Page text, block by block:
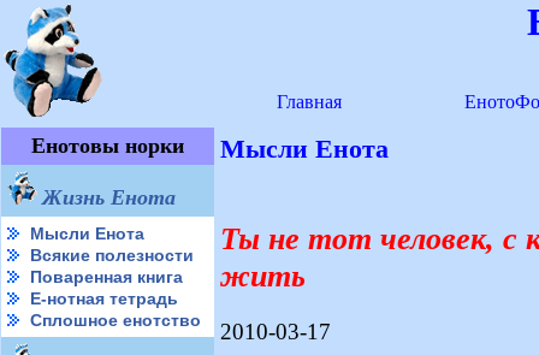
Главная
Енотовы норки
Жизнь Енота
Мысли Енота
Всякие полезности
Поваренная книга
Е-нотная тетрадь
Сплошное енотство
Мысли Енота
Ты не тот человек, с
жить
2010-03-17